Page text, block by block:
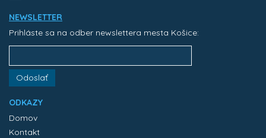
NEWSLETTER
Prihláste sa na odber newslettera mesta Košice:
Odoslať
ODKAZY
Domov
Kontakt